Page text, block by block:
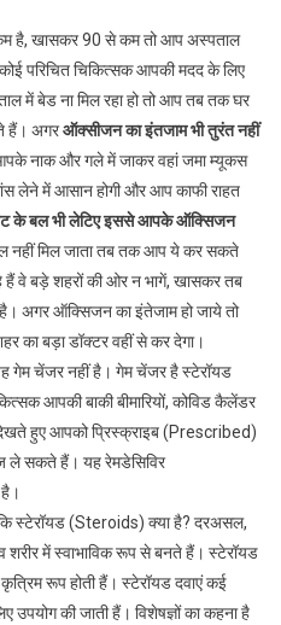
है, खासकर 90 से कम तो आप अस्पताल
परिचित चिकित्सक आपकी मदद के लिए
में बेड ना मिल रहा हो तो आप तब तक घर
हैं। अगरऑक्सीजन का इंतजाम भी तुरंत नहीं
नाक और गले में जाकर वहां जमा म्यूकस
लेने में आसान होगी और आप काफी राहत
के बल भी लेटिए इससे आपके ऑक्सिजन
नहीं मिल जाता तब तक आप ये कर सकते
हैं वे बड़े शहरों की ओर न भागें, खासकर तब
अगर ऑक्सिजन का इंतेजाम हो जाये तो
का बड़ा डॉक्टर वहीं से कर देगा।
गेम चेंजर नहीं है। गेम चेंजर है स्टेरॉयड
आपकी बाकी बीमारियों, कोविड कैलेंडर
हुए आपको प्रिस्क्राइब (Prescribed)
ले सकते हैं। यह रेमडेसिविर
स्टेरॉयड (Steroids) क्या है? दरअसल,
शरीर में स्वाभाविक रूप से बनते हैं। स्टेरॉयड
कृत्रिम रूप होती हैं। स्टेरॉयड दवाएं कई
उपयोग की जाती हैं। विशेषज्ञों का कहना है